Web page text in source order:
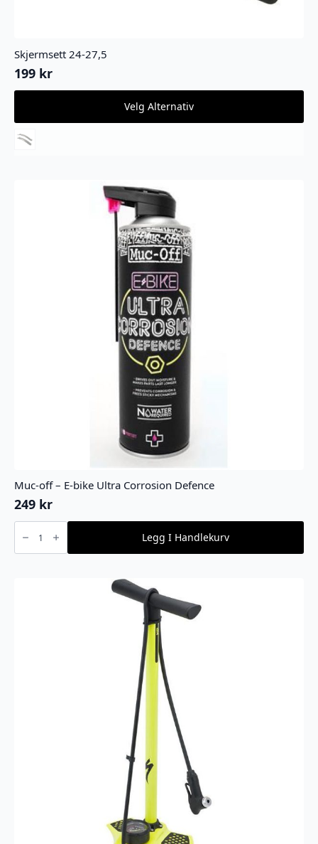
Skjermsett 24-27,5
199 kr
Velg Alternativ
Dette
har
flere
varianter.
Muc-off – E-bike Ultra Corrosion Defence
249 kr
Muc-
E-
Legg I Handlekurv